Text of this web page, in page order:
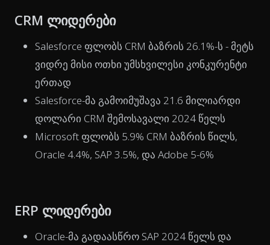
CRM ლიდერები
Salesforce ფლობს CRM ბაზრის 26.1%-ს - მეტს
ვიდრე მისი ოთხი უმსხვილესი კონკურენტი
ერთად
Salesforce-მა გამოიმუშავა 21.6 მილიარდი
დოლარი CRM შემოსავალი 2024 წელს
Microsoft ფლობს 5.9% CRM ბაზრის წილს,
Oracle 4.4%, SAP 3.5%, და Adobe 5-6%
ERP ლიდერები
Oracle-მა გადაასწრო SAP 2024 წელს და